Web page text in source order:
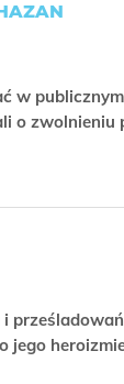
w
o zwolnieniu
jego